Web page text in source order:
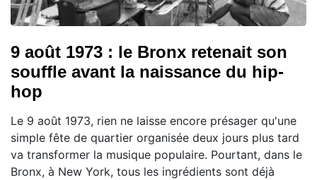
9 août 1973 : le Bronx retenait son
souffle avant la naissance du hip-
hop
Le 9 août 1973, rien ne laisse encore présager qu'une
simple fête de quartier organisée deux jours plus tard
va transformer la musique populaire. Pourtant, dans le
Bronx, à New York, tous les ingrédients sont déjà